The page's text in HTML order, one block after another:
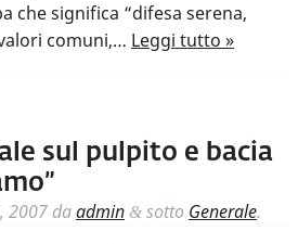
che significa “difesa serena,
comuni,… Leggi tutto »
sul pulpito e bacia
2007 daadmin & sotto Generale.